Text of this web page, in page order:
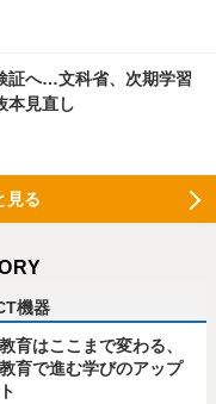
証へ…文科省、次期学習
本見直し
見る
機器
育はここまで変わる、
育で進む学びのアップ